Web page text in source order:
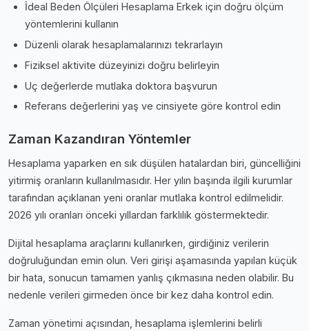
İdeal Beden Ölçüleri Hesaplama Erkek için doğru ölçüm
yöntemlerini kullanın
Düzenli olarak hesaplamalarınızı tekrarlayın
Fiziksel aktivite düzeyinizi doğru belirleyin
Uç değerlerde mutlaka doktora başvurun
Referans değerlerini yaş ve cinsiyete göre kontrol edin
Zaman Kazandıran Yöntemler
Hesaplama yaparken en sık düşülen hatalardan biri, güncelliğini
yitirmiş oranların kullanılmasıdır. Her yılın başında ilgili kurumlar
tarafından açıklanan yeni oranlar mutlaka kontrol edilmelidir.
2026 yılı oranları önceki yıllardan farklılık göstermektedir.
Dijital hesaplama araçlarını kullanırken, girdiğiniz verilerin
doğruluğundan emin olun. Veri girişi aşamasında yapılan küçük
bir hata, sonucun tamamen yanlış çıkmasına neden olabilir. Bu
nedenle verileri girmeden önce bir kez daha kontrol edin.
Zaman yönetimi açısından, hesaplama işlemlerini belirli